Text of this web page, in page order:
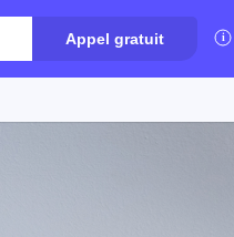
Appel gratuit